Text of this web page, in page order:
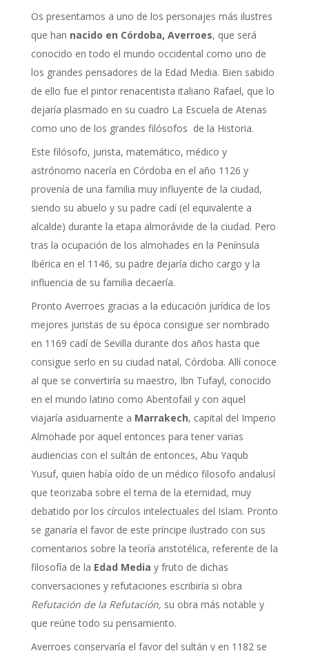
Os presentamos a uno de los personajes más ilustres
que han nacido en Córdoba, Averroes, que será
conocido en todo el mundo occidental como uno de
los grandes pensadores de la Edad Media. Bien sabido
de ello fue el pintor renacentista italiano Rafael, que lo
dejaría plasmado en su cuadro La Escuela de Atenas
como uno de los grandes filósofos de la Historia.
Este filósofo, jurista, matemático, médico y
astrónomo nacería en Córdoba en el año 1126 y
provenía de una familia muy influyente de la ciudad,
siendo su abuelo y su padre cadí (el equivalente a
alcalde) durante la etapa almorávide de la ciudad. Pero
tras la ocupación de los almohades en la Península
Ibérica en el 1146, su padre dejaría dicho cargo y la
influencia de su familia decaería.
Pronto Averroes gracias a la educación jurídica de los
mejores juristas de su época consigue ser nombrado
en 1169 cadí de Sevilla durante dos años hasta que
consigue serlo en su ciudad natal, Córdoba. Allí conoce
al que se convertiría su maestro, Ibn Tufayl, conocido
en el mundo latino como Abentofail y con aquel
viajaría asiduamente a Marrakech, capital del Imperio
Almohade por aquel entonces para tener varias
audiencias con el sultán de entonces, Abu Yaqub
Yusuf, quien había oído de un médico filosofo andalusí
que teorizaba sobre el tema de la eternidad, muy
debatido por los círculos intelectuales del Islam. Pronto
se ganaría el favor de este príncipe ilustrado con sus
comentarios sobre la teoría aristotélica, referente de la
filosofía de la Edad Media y fruto de dichas
conversaciones y refutaciones escribiría si obra
Refutación de la Refutación, su obra más notable y
que reúne todo su pensamiento.
Averroes conservaría el favor del sultán y en 1182 se